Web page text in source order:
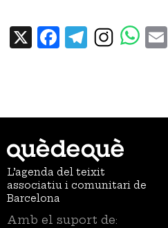
X Facebook
L’agenda del teixit
associatiu i comunitari de
Barcelona
Amb el suport de: